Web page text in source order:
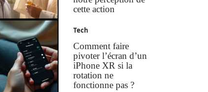
cette action
Tech
Comment faire
pivoter l’écran d’un
iPhone XR si la
rotation ne
fonctionne pas ?